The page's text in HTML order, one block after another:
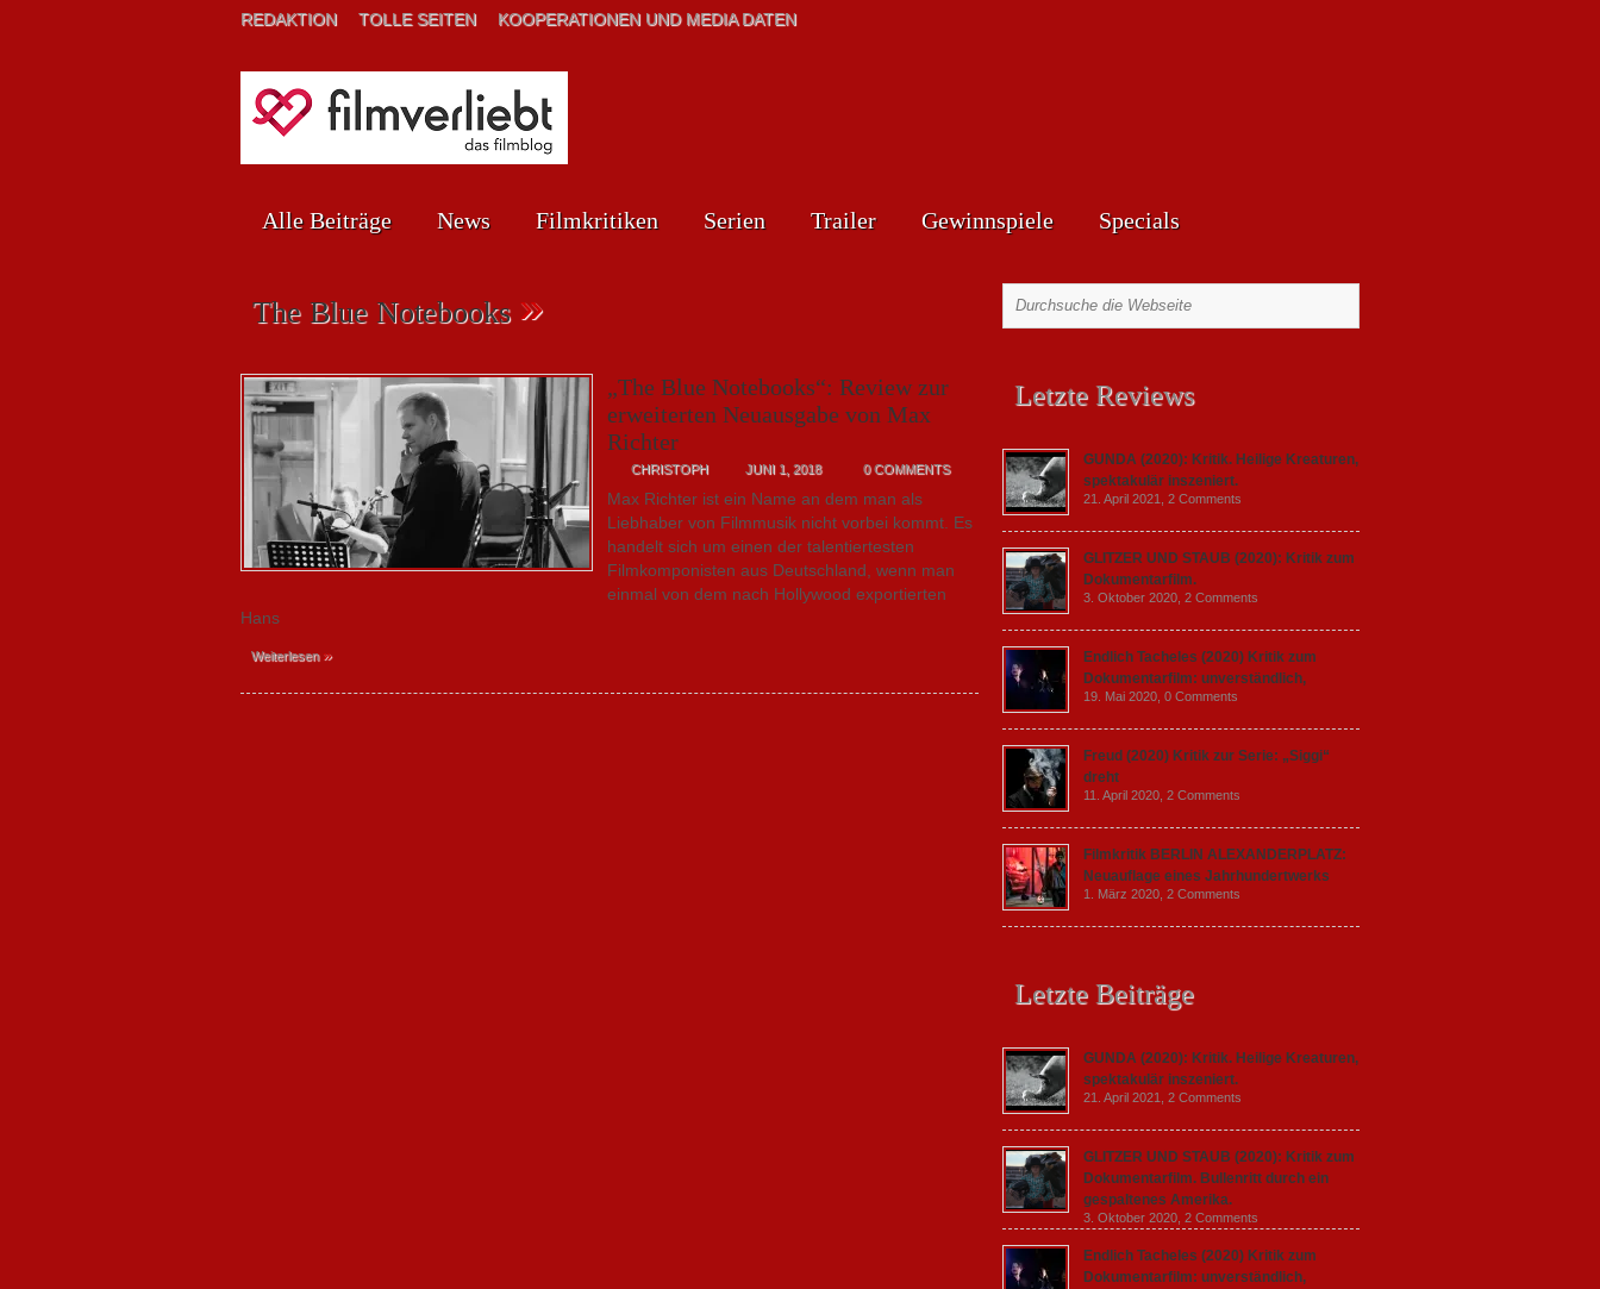
REDAKTION TOLLE SEITEN KOOPERATIONEN UND MEDIA DATEN
Alle Beiträge News Filmkritiken Serien Trailer Gewinnspiele Specials
The Blue Notebooks »
„The Blue Notebooks“: Review zur
erweiterten Neuausgabe von Max
Richter
CHRISTOPH JUNI 1, 2018 0 COMMENTS
Max Richter ist ein Name an dem man als
Liebhaber von Filmmusik nicht vorbei kommt. Es
handelt sich um einen der talentiertesten
Filmkomponisten aus Deutschland, wenn man
einmal von dem nach Hollywood exportierten
Hans
Weiterlesen »
Letzte Reviews
GUNDA (2020): Kritik. Heilige Kreaturen,
spektakulär inszeniert.
21. April 2021, 2 Comments
GLITZER UND STAUB (2020): Kritik zum
Dokumentarfilm.
3. Oktober 2020, 2 Comments
Endlich Tacheles (2020) Kritik zum
Dokumentarfilm: unverständlich,
19. Mai 2020, 0 Comments
Freud (2020) Kritik zur Serie: „Siggi“
dreht
11. April 2020, 2 Comments
Filmkritik BERLIN ALEXANDERPLATZ:
Neuauflage eines Jahrhundertwerks
1. März 2020, 2 Comments
Letzte Beiträge
GUNDA (2020): Kritik. Heilige Kreaturen,
spektakulär inszeniert.
21. April 2021, 2 Comments
GLITZER UND STAUB (2020): Kritik zum
Dokumentarfilm. Bullenritt durch ein
gespaltenes Amerika.
3. Oktober 2020, 2 Comments
Endlich Tacheles (2020) Kritik zum
Dokumentarfilm: unverständlich,